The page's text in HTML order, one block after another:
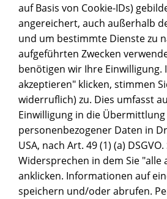
auf Basis von Cookie-IDs)
angereichert, auch außerhalb
und um bestimmte Dienste zu
aufgeführten Zwecken
benötigen wir Ihre Einwilligung.
akzeptieren" klicken, stimmen
widerruflich) zu. Dies umfasst
Einwilligung in die
personenbezogener Daten in
USA, nach Art. 49 (1) (a)
Widersprechen in dem Sie "alle
anklicken. Informationen auf
speichern und/oder abrufen.